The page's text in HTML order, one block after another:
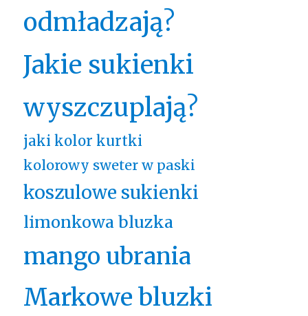
odmładzają?
Jakie sukienki
wyszczuplają?
jaki kolor kurtki
kolorowy sweter w paski
koszulowe sukienki
limonkowa bluzka
mango ubrania
Markowe bluzki